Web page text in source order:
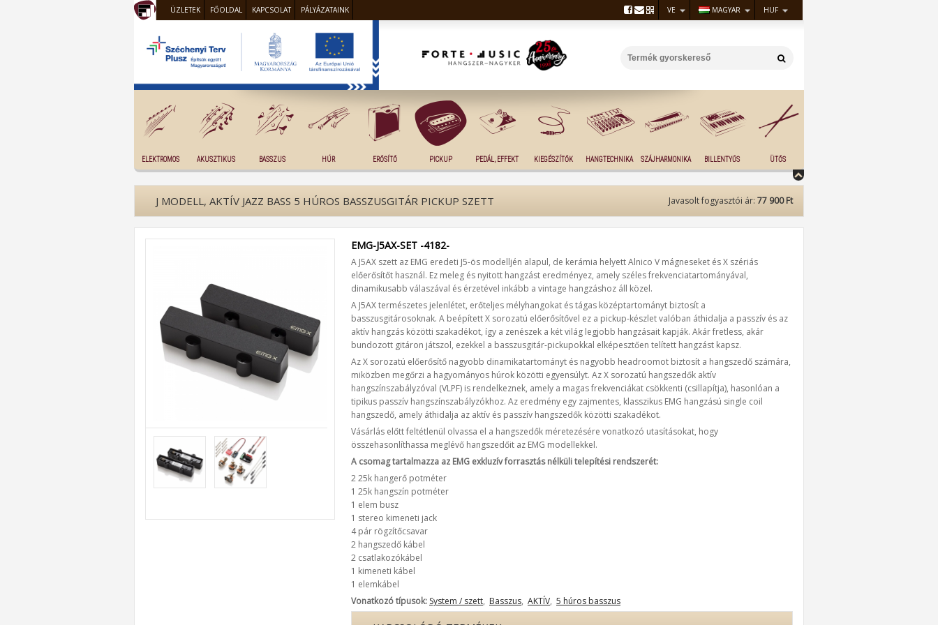
ÜZLETEK FŐOLDAL KAPCSOLAT PÁLYÁZATAINK VE MAGYAR HUF
ELEKTROMOS AKUSZTIKUS BASSZUS HÚR ERŐSÍTŐ PICKUP PEDÁL, EFFEKT KIEGÉSZÍTŐK HANGTECHNIKA SZÁJHARMONIKA BILLENTYŰS ÜTŐS
Javasolt fogyasztói ár: 77 900 Ft
J MODELL, AKTÍV JAZZ BASS 5 HÚROS BASSZUSGITÁR PICKUP SZETT
EMG-J5AX-SET -4182-
A J5AX szett az EMG eredeti J5-ös modelljén alapul, de kerámia helyett Alnico V mágneseket és X szériás
előerősítőt használ. Ez meleg és nyitott hangzást eredményez, amely széles frekvenciatartományával,
dinamikusabb válaszával és érzetével inkább a vintage hangzáshoz áll közel.
A J5AX természetes jelenlétet, erőteljes mélyhangokat és tágas középtartományt biztosít a
basszusgitárosoknak. A beépített X sorozatú előerősítővel ez a pickup-készlet valóban áthidalja a passzív és az
aktív hangzás közötti szakadékot, így a zenészek a két világ legjobb hangzásait kapják. Akár fretless, akár
bundozott gitáron játszol, ezekkel a basszusgitár-pickupokkal elképesztően telített hangzást kapsz.
Az X sorozatú előerősítő nagyobb dinamikatartományt és nagyobb headroomot biztosít a hangszedő számára,
miközben megőrzi a hagyományos húrok közötti egyensúlyt. Az X sorozatú hangszedők aktív
hangszínszabályzóval (VLPF) is rendelkeznek, amely a magas frekvenciákat csökkenti (csillapítja), hasonlóan a
tipikus passzív hangszínszabályzókhoz. Az eredmény egy zajmentes, klasszikus EMG hangzású single coil
hangszedő, amely áthidalja az aktív és passzív hangszedők közötti szakadékot.
Vásárlás előtt feltétlenül olvassa el a hangszedők méretezésére vonatkozó utasításokat, hogy
összehasonlíthassa meglévő hangszedőit az EMG modellekkel.
A csomag tartalmazza az EMG exkluzív forrasztás nélküli telepítési rendszerét:
2 25k hangerő potméter
1 25k hangszín potméter
1 elem busz
1 stereo kimeneti jack
4 pár rögzítőcsavar
2 hangszedő kábel
2 csatlakozókábel
1 kimeneti kábel
1 elemkábel
Vonatkozó típusok: System / szett, Basszus, AKTÍV, 5 húros basszus